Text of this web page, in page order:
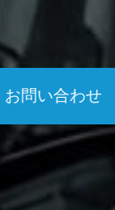
お問い合わせ